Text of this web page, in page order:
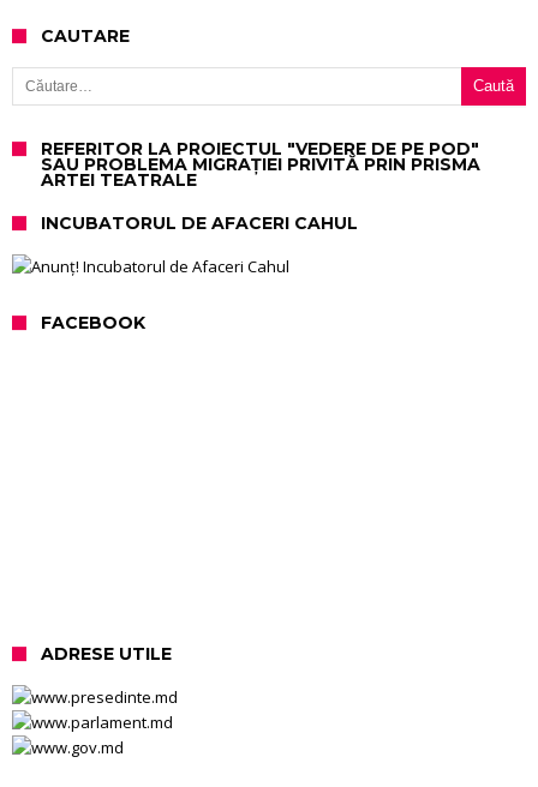
CAUTARE
Caută după:
REFERITOR LA PROIECTUL "VEDERE DE PE POD"
SAU PROBLEMA MIGRAȚIEI PRIVITĂ PRIN PRISMA
ARTEI TEATRALE
INCUBATORUL DE AFACERI CAHUL
FACEBOOK
ADRESE UTILE